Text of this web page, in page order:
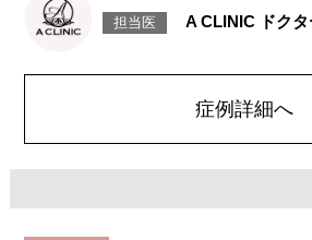
感などが術後一時的に生じることがございます
染症、左右差、施術箇所の知覚鈍麻、ぼこつ
顔の脂肪吸引箇所の追加 1ヶ所ごと+162,800円(
オプション：笑気麻酔 3,300円(税込)
担当医 A CLINIC ドクタ
症例詳細へ